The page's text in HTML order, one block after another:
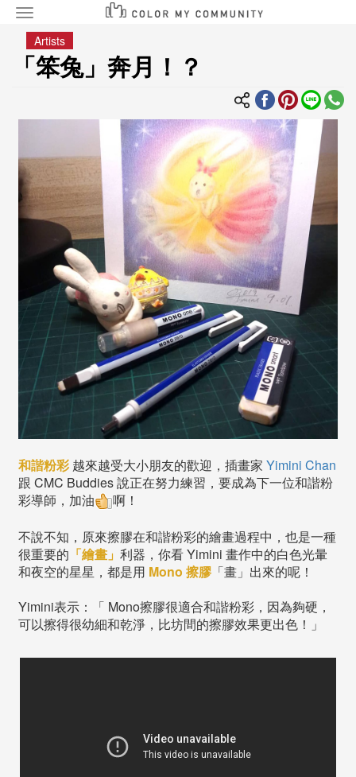
Toggle
navigation
「笨兔」奔月！？
Artists
和諧粉彩 越來越受大小朋友的歡迎，插畫家Yimini Chan
跟 CMC Buddies 說正在努力練習，要成為下一位和諧粉
彩導師，加油
啊！
不說不知，原來擦膠在和諧粉彩的繪畫過程中，也是一種
很重要的 「繪畫」利器，你看 Yimini 畫作中的白色光暈
和夜空的星星，都是用 Mono 擦膠「畫」出來的呢！
Yimini表示：「 Mono擦膠很適合和諧粉彩，因為夠硬，
可以擦得很幼細和乾淨，比坊間的擦膠效果更出色！」